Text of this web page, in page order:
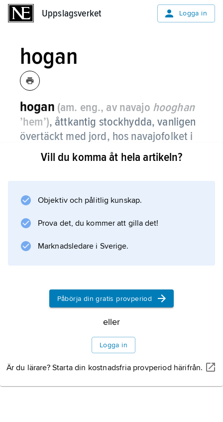
Uppslagsverket Logga in
hogan
hogan (am. eng., av navajo hooghan
’hem’), åttkantig stockhydda, vanligen
övertäckt med jord, hos navajofolket i
sydvästra USA.
betraktas av navajofolket som en avbild av
Vill du komma åt hela artikeln?
Objektiv och pålitlig kunskap.
Prova det, du kommer att gilla det!
Marknadsledare i Sverige.
Påbörja din gratis provperiod
eller
Logga in
Är du lärare? Starta din kostnadsfria provperiod härifrån.